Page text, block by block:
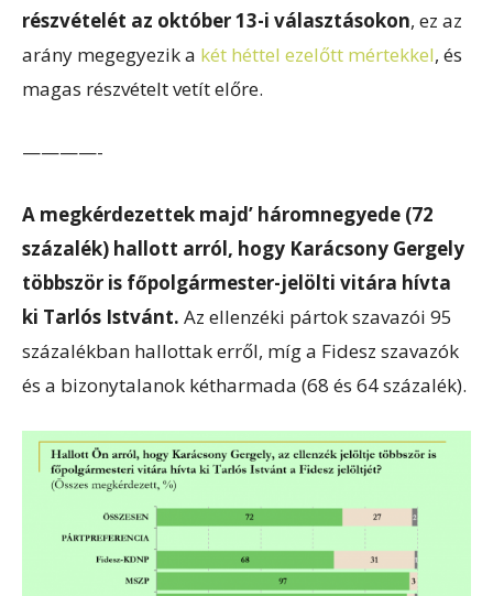
részvételét az október 13-i választásokon, ez az
arány megegyezik a két héttel ezelőtt mértekkel, és
magas részvételt vetít előre.
————-
A megkérdezettek majd’ háromnegyede (72
százalék) hallott arról, hogy Karácsony Gergely
többször is főpolgármester-jelölti vitára hívta
ki Tarlós Istvánt. Az ellenzéki pártok szavazói 95
százalékban hallottak erről, míg a Fidesz szavazók
és a bizonytalanok kétharmada (68 és 64 százalék).